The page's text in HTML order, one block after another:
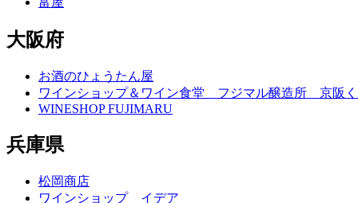
大阪府
お酒のひょうたん屋
ワインショップ＆ワイン食堂 フジマル醸造所 京阪
WINESHOP FUJIMARU
兵庫県
松岡商店
ワインショップ イデア